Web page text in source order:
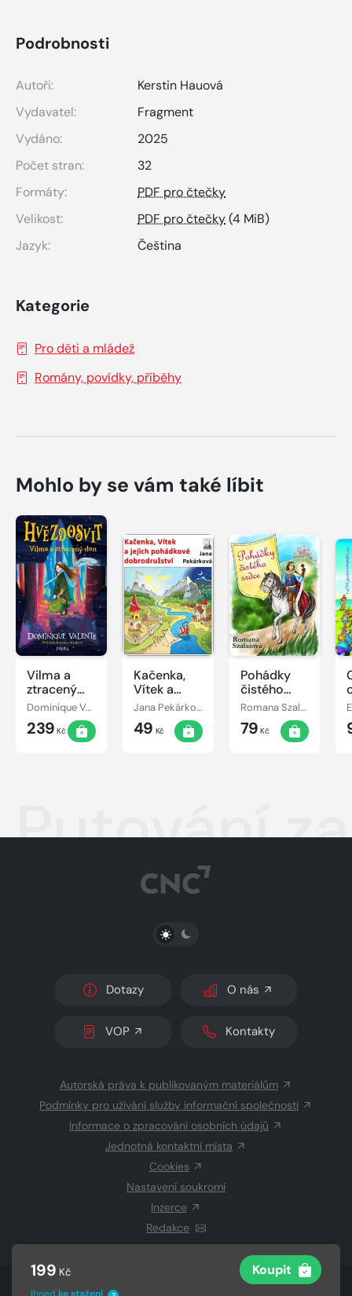
199 Kč Koupit
Podrobnosti
Autoři:
Kerstin Hauová
Vydavatel:
Fragment
Vydáno:
2025
Počet stran:
32
Formáty:
PDF pro čtečky
Velikost:
PDF pro čtečky(4 MiB)
Jazyk:
Čeština
Kategorie
Pro děti a mládež
Romány, povídky, příběhy
Mohlo by se vám také líbit
Vilma a
ztracený
den
Dominique Valente
239 Kč
Kačenka,
Vítek a
jejich
pohádkové
dobrodružství
Jana Pekárková
49 Kč
Pohádky
čistého
srdce
Romana Szalaiová
79 Kč
Putování
PŘEPNOUT SVĚTLÝ/TMAVÝ REŽIM
Dotazy O nás
VOP Kontakty
Autorská práva k publikovaným materiálům
Podmínky pro užívání služby informační společnosti
Informace o zpracování osobních údajů
Jednotná kontaktní místa
Cookies
Nastavení soukromí
Inzerce
Redakce
© 2026 Copyright CZECH NEWS CENTER a.s.a dodavatelé